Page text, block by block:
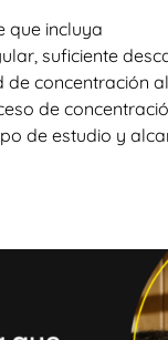
que incluya
suficiente
concentración
de
de estudio y